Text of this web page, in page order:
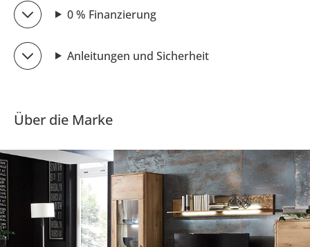
0 % Finanzierung
Anleitungen und Sicherheit
Über die Marke